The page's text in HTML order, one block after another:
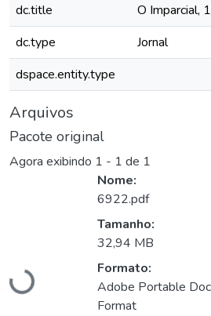
dc.title
O Imparcial,
dc.type
Jornal
dspace.entity.type
Arquivos
Pacote original
Agora exibindo 1 - 1 de 1
Carregando...
Nome:
6922.pdf
Tamanho:
32,94 MB
Formato:
Adobe Portable
Format